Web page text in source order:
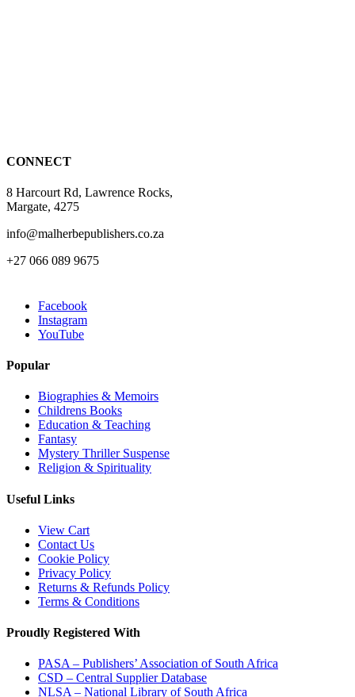
CONNECT
8 Harcourt Rd, Lawrence Rocks,
Margate, 4275
info@malherbepublishers.co.za
+27 066 089 9675
Facebook
Instagram
YouTube
Popular
Biographies & Memoirs
Childrens Books
Education & Teaching
Fantasy
Mystery Thriller Suspense
Religion & Spirituality
Useful Links
View Cart
Contact Us
Cookie Policy
Privacy Policy
Returns & Refunds Policy
Terms & Conditions
Proudly Registered With
PASA – Publishers’ Association of South Africa
CSD – Central Supplier Database
NLSA – National Library of South Africa